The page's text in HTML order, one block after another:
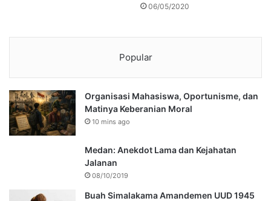
06/05/2020
Popular
Organisasi Mahasiswa, Oportunisme, dan
Matinya Keberanian Moral
10 mins ago
Medan: Anekdot Lama dan Kejahatan
Jalanan
08/10/2019
Buah Simalakama Amandemen UUD 1945